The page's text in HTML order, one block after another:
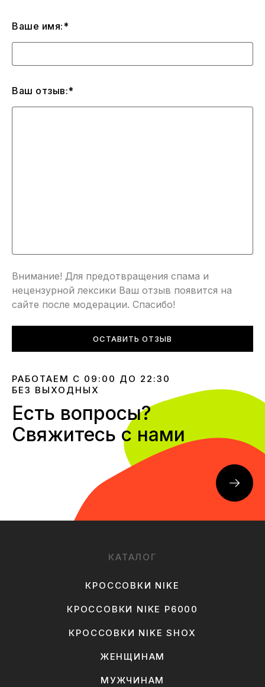
Ваше имя:*
Ваш отзыв:*
Внимание! Для предотвращения спама и
нецензурной лексики Ваш отзыв появится на
сайте после модерации. Спасибо!
ОСТАВИТЬ ОТЗЫВ
РАБОТАЕМ С 09:00 ДО 22:30
БЕЗ ВЫХОДНЫХ
Есть вопросы?
Свяжитесь с нами
КАТАЛОГ
КРОССОВКИ NIKE
КРОССОВКИ NIKE P6000
КРОССОВКИ NIKE SHOX
ЖЕНЩИНАМ
МУЖЧИНАМ